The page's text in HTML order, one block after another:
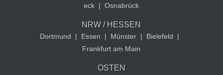
eck | Osnabrück
NRW / HESSEN
Dortmund | Essen | Münster | Bielefeld
|
Frankfurt am Main
OSTEN